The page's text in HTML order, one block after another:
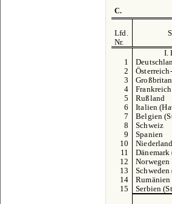
C.
Lfd.
Nr.
I.
1
2
3
4
5
Rußland
6
Italien
7
Belgien
8
Schweiz
9
Spanien
10
11
Dänemark
12
Norwegen
13
Schweden
14
Rumänien
15
Serbien